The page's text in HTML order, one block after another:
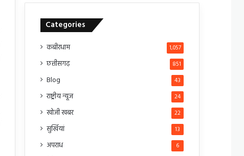
Categories
कबीरधाम 1,057
छत्तीसगढ़ 851
Blog 43
राष्ट्रीय न्यूज 24
खोजी खबर 22
सुर्खियां 13
अपराध 6